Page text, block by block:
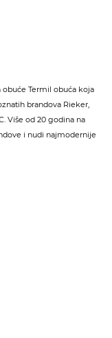
obuće Termil obuća koja
brandova Rieker,
Više od 20 godina na
i nudi najmodernije